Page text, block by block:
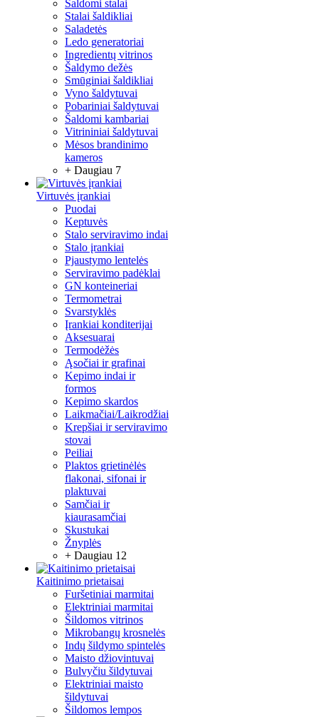
Šaldomi stalai
Stalai šaldikliai
Saladetės
Ledo generatoriai
Ingredientų vitrinos
Šaldymo dežės
Smūginiai šaldikliai
Vyno šaldytuvai
Pobariniai šaldytuvai
Šaldomi kambariai
Vitrininiai šaldytuvai
Mėsos brandinimo
kameros
+ Daugiau 7
Virtuvės įrankiai
Puodai
Keptuvės
Stalo serviravimo indai
Stalo įrankiai
Pjaustymo lentelės
Serviravimo padėklai
GN konteineriai
Termometrai
Svarstyklės
Įrankiai konditerijai
Aksesuarai
Termodėžės
Ąsočiai ir grafinai
Kepimo indai ir
formos
Kepimo skardos
Laikmačiai/Laikrodžiai
Krepšiai ir serviravimo
stovai
Peiliai
Plaktos grietinėlės
flakonai, sifonai ir
plaktuvai
Samčiai ir
kiaurasamčiai
Skustukai
Žnyplės
+ Daugiau 12
Kaitinimo prietaisai
Furšetiniai marmitai
Elektriniai marmitai
Šildomos vitrinos
Mikrobangų krosnelės
Indų šildymo spintelės
Maisto džiovintuvai
Bulvyčiu šildytuvai
Elektriniai maisto
šildytuvai
Šildomos lempos